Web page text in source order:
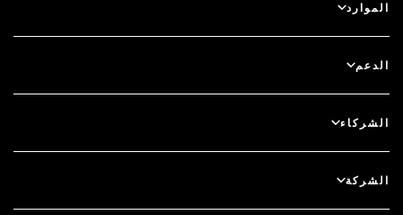
الحوكمة ودورة الحياة
المصادقة متعددة العوامل
الحوكمة
الخدمات المالية
الموارد
المدونة
الندوات والفعاليات عبر الإنترنت
الدعم
دعم العملاء
الشركاء
كن شريكًا
الشركة